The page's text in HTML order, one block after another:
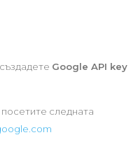
Google API key
следната